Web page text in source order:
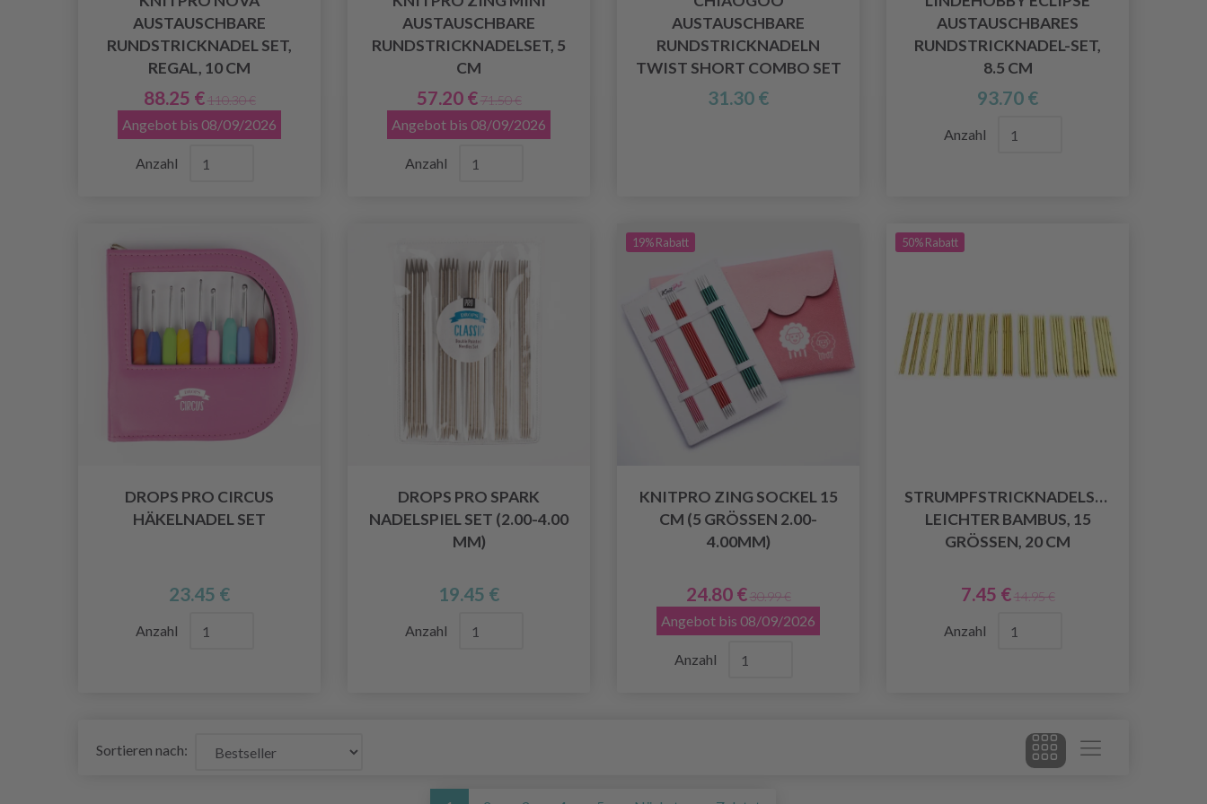
AUSTAUSCHBARE
RUNDSTRICKNADEL SET,
REGAL, 10 CM
88.25 € 110.30 €
Angebot bis 08/09/2026
Anzahl
AUSTAUSCHBARE
RUNDSTRICKNADELSET, 5
CM
57.20 € 71.50 €
Angebot bis 08/09/2026
Anzahl
AUSTAUSCHBARE
RUNDSTRICKNADELN
TWIST SHORT COMBO SET
31.30 €
AUSTAUSCHBARES
RUNDSTRICKNADEL-SET,
8.5 CM
93.70 €
Anzahl
DROPS PRO CIRCUS
HÄKELNADEL SET
23.45 €
Anzahl
DROPS PRO SPARK
NADELSPIEL SET (2.00-4.00
MM)
19.45 €
Anzahl
19% Rabatt
KNITPRO ZING SOCKEL 15
CM (5 GRÖSSEN 2.00-
4.00MM)
24.80 € 30.99 €
Angebot bis 08/09/2026
Anzahl
50% Rabatt
STRUMPFSTRICKNADELSET
LEICHTER BAMBUS, 15
GRÖSSEN, 20 CM
7.45 € 14.95 €
Anzahl
Sortieren nach: